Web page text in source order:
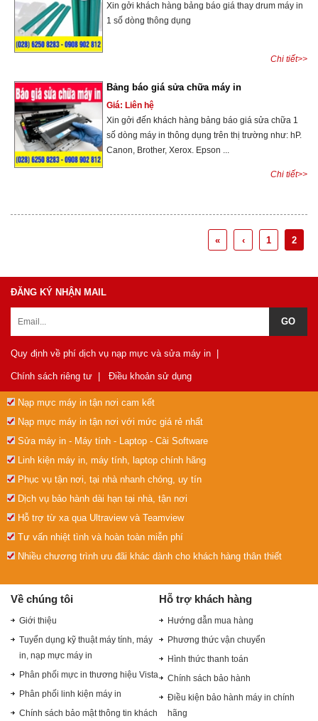
Xin gởi khách hàng bảng báo giá thay drum máy in
1 số dòng thông dụng
Chi tiết>>
Bảng báo giá sửa chữa máy in
Giá: Liên hệ
Xin gởi đến khách hàng bảng báo giá sửa chữa 1
số dòng máy in thông dụng trên thị trường như: hP.
Canon, Brother, Xerox. Epson ...
Chi tiết>>
« ‹ 1 2
ĐĂNG KÝ NHẬN MAIL
Quy định về phí dịch vụ nạp mực và sửa máy in
Chính sách riêng tư Điều khoản sử dụng
Nạp mực máy in tận nơi cam kết
Nạp mực máy in tận nơi với mức giá rẻ nhất
Sửa máy in - Máy tính - Laptop - Cài Software
Linh kiện máy in, máy tính, laptop chính hãng
Phục vụ tận nơi, tại nhà nhanh chóng, uy tín
Dịch vụ bảo hành dài hạn tại nhà, tận nơi
Hỗ trợ từ xa qua Ultraview và Teamview
Tư vấn nhiệt tình và hoàn toàn miễn phí
Nhiều chương trình ưu đãi khác dành cho khách hàng thân thiết
Về chúng tôi
Giới thiệu
Tuyển dụng kỹ thuật máy tính, máy
in, nạp mực máy in
Phân phối mực in thương hiệu Vista
Phân phối linh kiện máy in
Chính sách bảo mật thông tin khách
Hỗ trợ khách hàng
Hướng dẫn mua hàng
Phương thức vận chuyển
Hình thức thanh toán
Chính sách bảo hành
Điều kiện bảo hành máy in chính
hãng